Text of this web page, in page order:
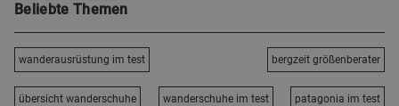
Beliebte Themen
wanderausrüstung im test bergzeit größenberater
übersicht wanderschuhe wanderschuhe im test patagonia im test